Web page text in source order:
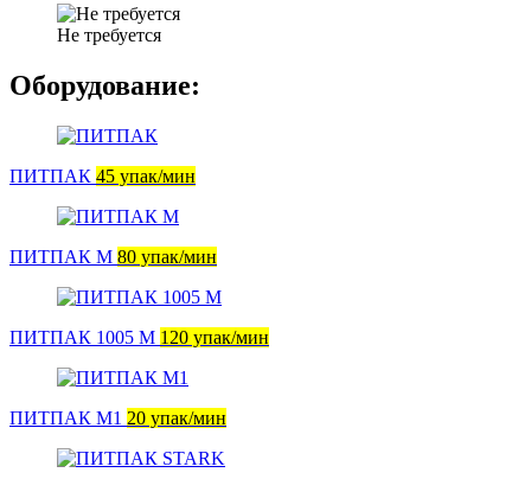
Не требуется
Оборудование:
ПИТПАК 45 упак/мин
ПИТПАК М 80 упак/мин
ПИТПАК 1005 М 120 упак/мин
ПИТПАК М1 20 упак/мин